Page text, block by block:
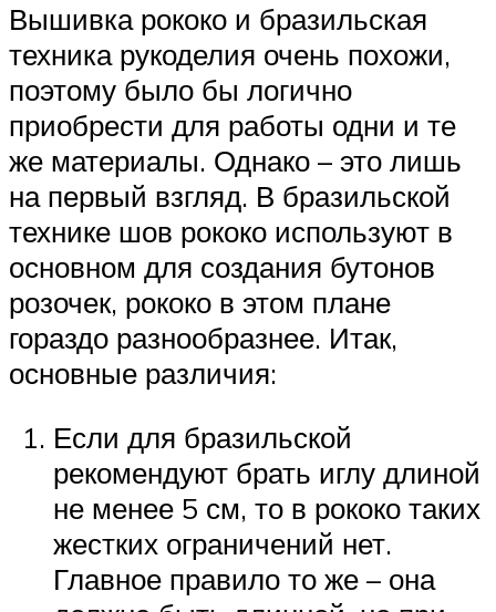
Вышивка рококо и бразильская
техника рукоделия очень похожи,
поэтому было бы логично
приобрести для работы одни и те
же материалы. Однако – это лишь
на первый взгляд. В бразильской
технике шов рококо используют в
основном для создания бутонов
розочек, рококо в этом плане
гораздо разнообразнее. Итак,
основные различия:
Если для бразильской
рекомендуют брать иглу длиной
не менее 5 см, то в рококо таких
жестких ограничений нет.
Главное правило то же – она